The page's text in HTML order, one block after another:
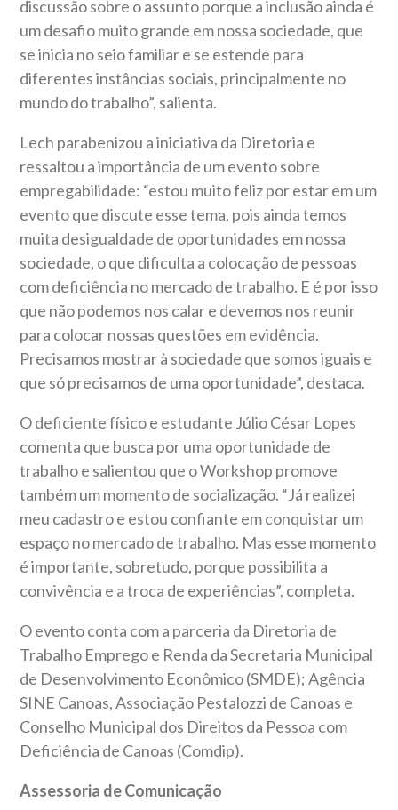
discussão sobre o assunto porque a inclusão ainda é
um desafio muito grande em nossa sociedade, que
se inicia no seio familiar e se estende para
diferentes instâncias sociais, principalmente no
mundo do trabalho”, salienta.
Lech parabenizou a iniciativa da Diretoria e
ressaltou a importância de um evento sobre
empregabilidade: “estou muito feliz por estar em um
evento que discute esse tema, pois ainda temos
muita desigualdade de oportunidades em nossa
sociedade, o que dificulta a colocação de pessoas
com deficiência no mercado de trabalho. E é por isso
que não podemos nos calar e devemos nos reunir
para colocar nossas questões em evidência.
Precisamos mostrar à sociedade que somos iguais e
que só precisamos de uma oportunidade”, destaca.
O deficiente físico e estudante Júlio César Lopes
comenta que busca por uma oportunidade de
trabalho e salientou que o Workshop promove
também um momento de socialização. “Já realizei
meu cadastro e estou confiante em conquistar um
espaço no mercado de trabalho. Mas esse momento
é importante, sobretudo, porque possibilita a
convivência e a troca de experiências”, completa.
O evento conta com a parceria da Diretoria de
Trabalho Emprego e Renda da Secretaria Municipal
de Desenvolvimento Econômico (SMDE); Agência
SINE Canoas, Associação Pestalozzi de Canoas e
Conselho Municipal dos Direitos da Pessoa com
Deficiência de Canoas (Comdip).
Assessoria de Comunicação